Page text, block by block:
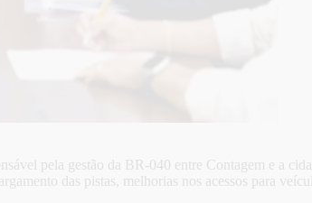
pela gestão da BR-040 entre Contagem e a
das pistas, melhorias nos acessos para